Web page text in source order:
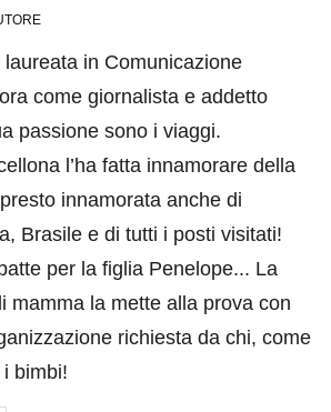
in Comunicazione
come giornalista e addetto
passione sono i viaggi.
l’ha fatta innamorare della
innamorata anche di
Brasile e di tutti i posti visitati!
per la figlia Penelope... La
mamma la mette alla prova con
richiesta da chi, come
bimbi!